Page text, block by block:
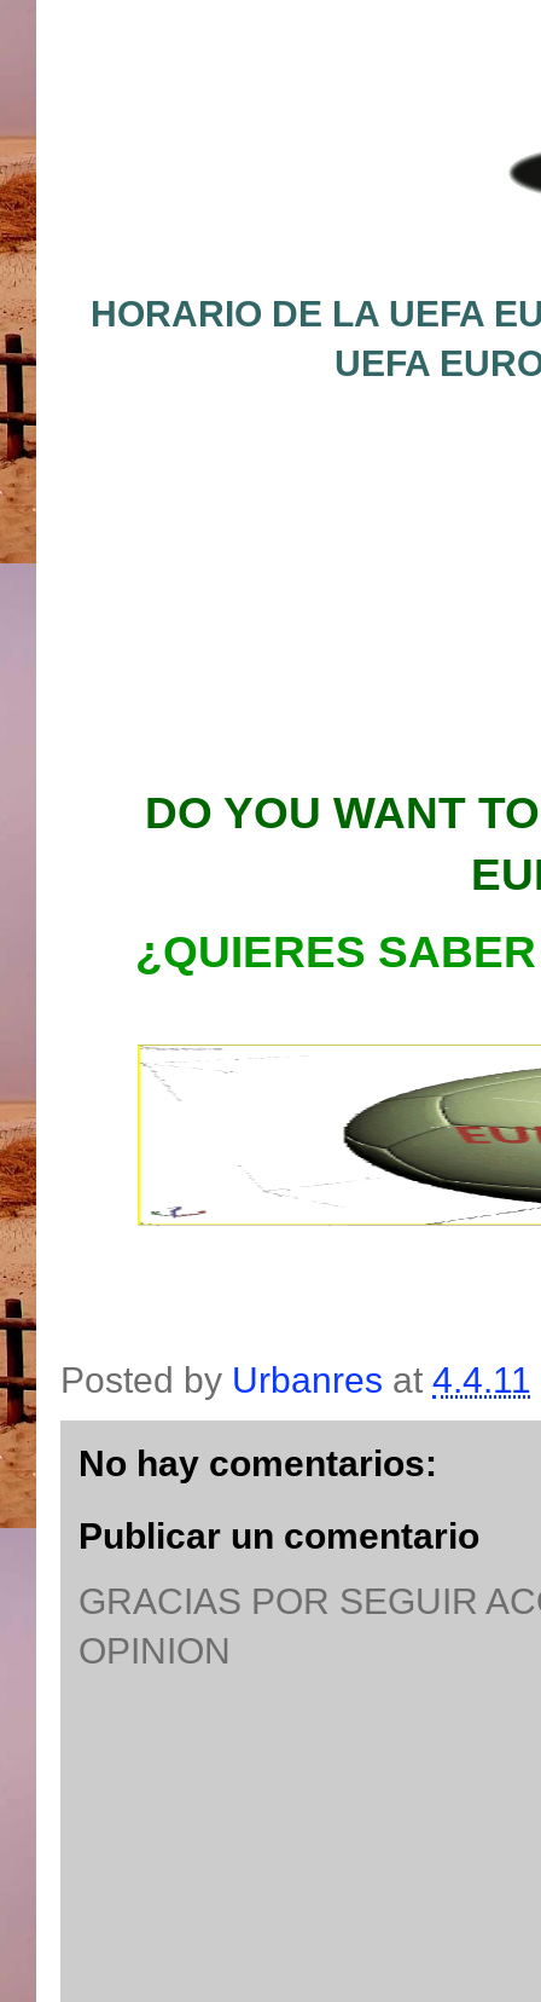
HORARIO DE LA UEFA
UEFA
DO YOU WANT
¿QUIERES
Posted by Urbanres at 4.4.11
No hay comentarios:
Publicar un comentario
GRACIAS POR SEGUIR
OPINION